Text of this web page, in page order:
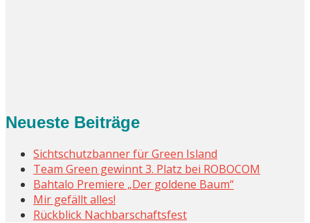
Neueste Beiträge
Sichtschutzbanner für Green Island
Team Green gewinnt 3. Platz bei ROBOCOM
Bahtalo Premiere „Der goldene Baum“
Mir gefällt alles!
Rückblick Nachbarschaftsfest